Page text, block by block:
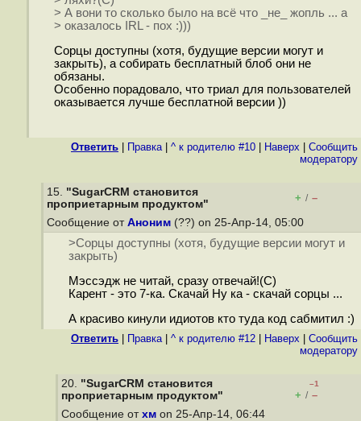
> А вони то сколько было на всё что _не_ жопль ... а
> оказалось IRL - пох :)))
Сорцы доступны (хотя, будущие версии могут и
закрыть), а собирать бесплатный блоб они не
обязаны.
Особенно порадовало, что триал для пользователей
оказывается лучше бесплатной версии ))
Ответить Правка| ^ к родителю #10 Наверх
Cообщить
модератору
15. "SugarCRM становится
проприетарным продуктом"
+ / –
Сообщение от Аноним (??) on 25-Апр-14, 05:00
>Сорцы доступны (хотя, будущие версии могут и
закрыть)
Мэссэдж не читай, сразу отвечай!(С)
Карент - это 7-ка. Скачай Ну ка - скачай сорцы ...
А красиво кинули идиотов кто туда код сабмитил :)
Ответить Правка| ^ к родителю #12 Наверх
Cообщить
модератору
20. "SugarCRM становится
проприетарным продуктом"
–1
+ / –
Сообщение от хм on 25-Апр-14, 06:44